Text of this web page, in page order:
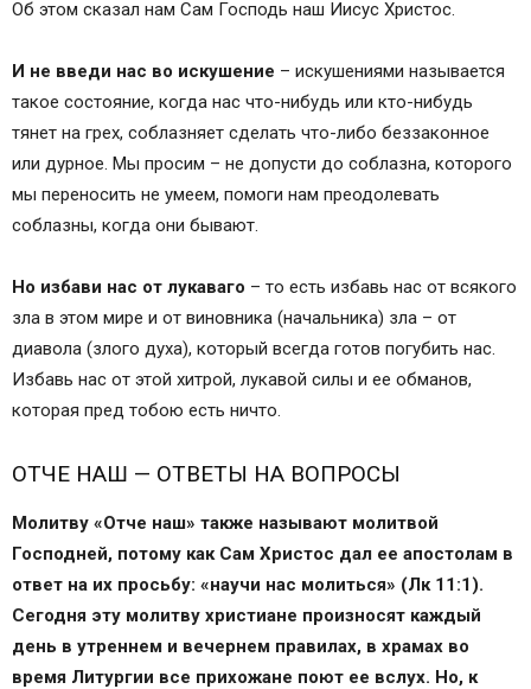
Об этом сказал нам Сам Господь наш Иисус Христос.
И не введи нас во искушение – искушениями называется
такое состояние, когда нас что-нибудь или кто-нибудь
тянет на грех, соблазняет сделать что-либо беззаконное
или дурное. Мы просим – не допусти до соблазна, которого
мы переносить не умеем, помоги нам преодолевать
соблазны, когда они бывают.
Но избави нас от лукаваго – то есть избавь нас от всякого
зла в этом мире и от виновника (начальника) зла – от
диавола (злого духа), который всегда готов погубить нас.
Избавь нас от этой хитрой, лукавой силы и ее обманов,
которая пред тобою есть ничто.
ОТЧЕ НАШ — ОТВЕТЫ НА ВОПРОСЫ
Молитву «Отче наш» также называют молитвой
Господней, потому как Сам Христос дал ее апостолам в
ответ на их просьбу: «научи нас молиться» (Лк 11:1).
Сегодня эту молитву христиане произносят каждый
день в утреннем и вечернем правилах, в храмах во
время Литургии все прихожане поют ее вслух. Но, к